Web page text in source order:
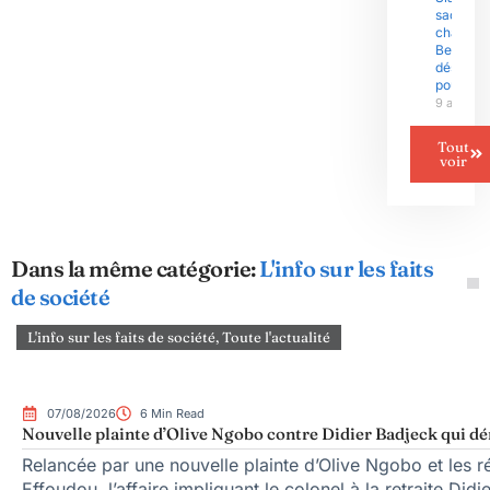
sacré
Bertoua
pour
9 août
Tout
voir
Dans la même catégorie:L'info sur les faits
de société
L'info sur les faits de société,Toute l'actualité
07/08/2026 6 Min Read
Nouvelle plainte d’Olive Ngobo contre Didier Badjeck qui
Relancée par une nouvelle plainte d’Olive Ngobo et les